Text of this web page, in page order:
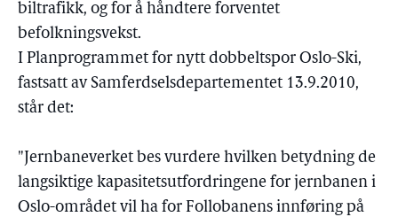
biltrafikk, og for å håndtere forventet
befolkningsvekst.
I Planprogrammet for nytt dobbeltspor Oslo-Ski,
fastsatt av Samferdselsdepartementet 13.9.2010,
står det:
"Jernbaneverket bes vurdere hvilken betydning de
langsiktige kapasitetsutfordringene for jernbanen i
Oslo-området vil ha for Follobanens innføring på